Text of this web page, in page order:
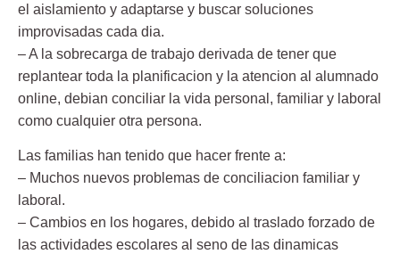
el aislamiento y adaptarse y buscar soluciones
improvisadas cada dia.
– A la sobrecarga de trabajo derivada de tener que
replantear toda la planificacion y la atencion al alumnado
online, debian conciliar la vida personal, familiar y laboral
como cualquier otra persona.
Las familias han tenido que hacer frente a:
– Muchos nuevos problemas de conciliacion familiar y
laboral.
– Cambios en los hogares, debido al traslado forzado de
las actividades escolares al seno de las dinamicas